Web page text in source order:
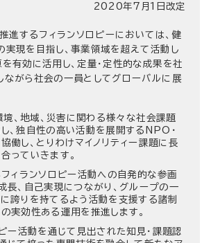
2020年7月1日改定
進するフィランソロピーにおいては、健
実現を目指し、事業領域を超えて活動し
有効に活用し、定量・定性的な成果を社
ながら社会の一員としてグローバルに展
境、地域、災害に関わる様々な社会課題
、独自性の高い活動を展開するNPO・
働し、とりわけマイノリティー課題に長
っていきます。
ィランソロピー活動への自発的な参画
長、自己実現につながり、グループの一
誇りを持てるよう活動を支援する諸制
実効性ある運用を推進します。
ー活動を通じて見出された知見・課題認